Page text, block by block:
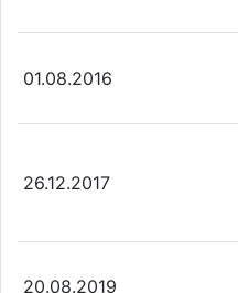
01.08.2016
26.12.2017
20.08.2019